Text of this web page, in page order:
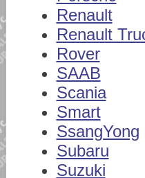
Renault
Renault
Rover
SAAB
Scania
Smart
SsangYong
Subaru
Suzuki